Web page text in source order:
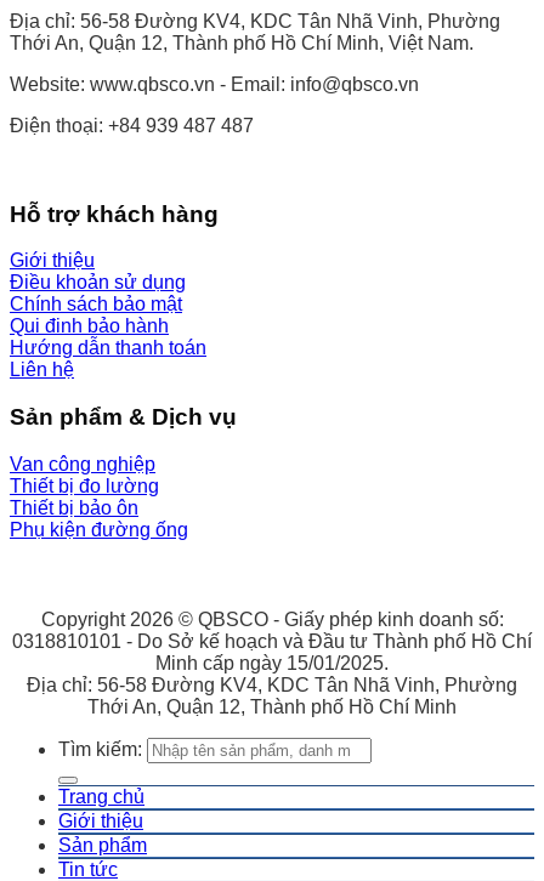
Địa chỉ: 56-58 Đường KV4, KDC Tân Nhã Vinh, Phường
Thới An, Quận 12, Thành phố Hồ Chí Minh, Việt Nam.
Website: www.qbsco.vn - Email: info@qbsco.vn
Điện thoại: +84 939 487 487
Hỗ trợ khách hàng
Giới thiệu
Điều khoản sử dụng
Chính sách bảo mật
Qui đinh bảo hành
Hướng dẫn thanh toán
Liên hệ
Sản phẩm & Dịch vụ
Van công nghiệp
Thiết bị đo lường
Thiết bị bảo ôn
Phụ kiện đường ống
Copyright 2026 © QBSCO - Giấy phép kinh doanh số:
0318810101 - Do Sở kế hoạch và Đầu tư Thành phố Hồ Chí
Minh cấp ngày 15/01/2025.
Địa chỉ: 56-58 Đường KV4, KDC Tân Nhã Vinh, Phường
Thới An, Quận 12, Thành phố Hồ Chí Minh
Tìm kiếm:
Trang chủ
Giới thiệu
Sản phẩm
Tin tức